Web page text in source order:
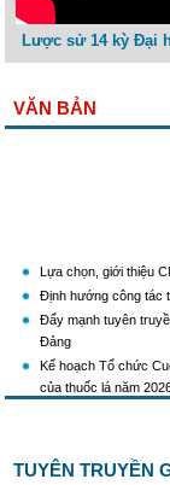
Lược sử 14 kỳ Đại
VĂN BẢN
Lựa chọn, giới thiệu
Định hướng công tác
Đẩy mạnh tuyên
Đảng
Kế hoạch Tổ chức
của thuốc lá năm 2026
KH Triển khai Ch/tr
tình hình mới"
TUYÊN TRUYỀN